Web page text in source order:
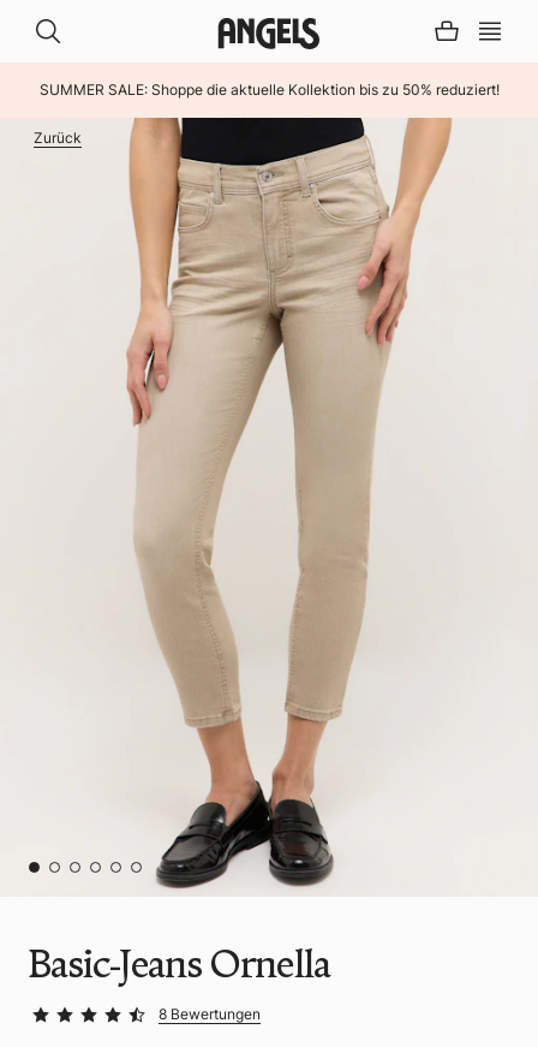
SUMMER SALE: Shoppe die aktuelle Kollektion bis zu 50% reduziert!
Zurück
Basic-Jeans Ornella
8 Bewertungen